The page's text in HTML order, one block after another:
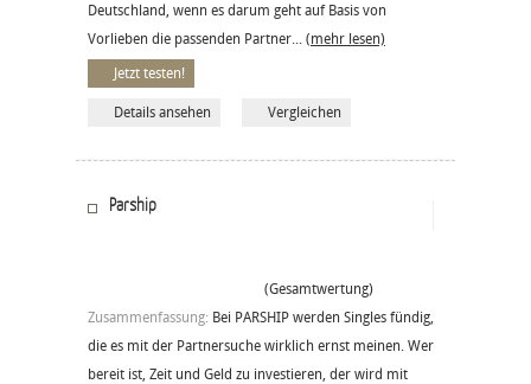
Deutschland, wenn es darum geht auf Basis von
Vorlieben die passenden Partner... (mehr lesen)
Jetzt testen!
Details ansehen Vergleichen
Parship
(Gesamtwertung)
Zusammenfassung: Bei PARSHIP werden Singles fündig,
die es mit der Partnersuche wirklich ernst meinen. Wer
bereit ist, Zeit und Geld zu investieren, der wird mit